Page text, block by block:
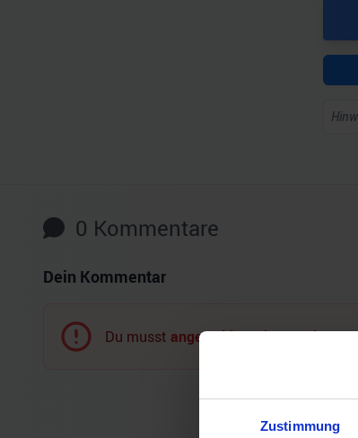
Zustimmung
0 Kommentare
Dein Kommentar
Du musst angemeldetsein, um einen